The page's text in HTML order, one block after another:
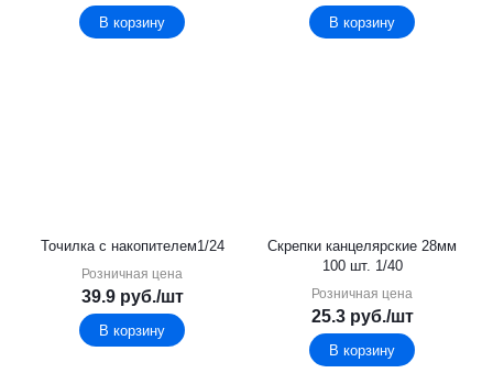
В корзину В корзину
Точилка с накопителем1/24
Розничная цена
39.9руб./шт
В корзину
Скрепки канцелярские 28мм
100 шт. 1/40
Розничная цена
25.3руб./шт
В корзину